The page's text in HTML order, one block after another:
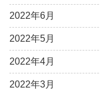
2022年6月
2022年5月
2022年4月
2022年3月